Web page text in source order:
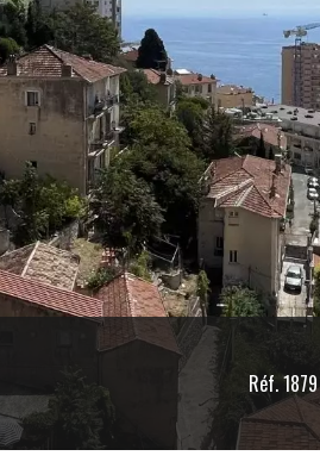
Réf. 1879